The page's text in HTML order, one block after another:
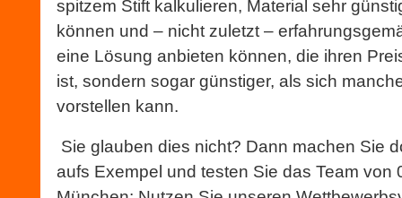
spitzem Stift kalkulieren, Material sehr
können und – nicht zuletzt –
eine Lösung anbieten können, die ihren
ist, sondern sogar günstiger, als sich
vorstellen kann.
Sie glauben dies nicht? Dann machen Sie
aufs Exempel und testen Sie das Team von